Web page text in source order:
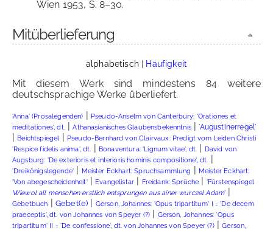
Wien 1953, S. 8–30.
Mitüberlieferung
alphabetisch| Häufigkeit
Mit diesem Werk sind mindestens 84 weitere
deutschsprachige Werke überliefert.
'Anna' (Prosalegenden) | Pseudo-Anselm von Canterbury: 'Orationes et
meditationes', dt.|Athanasianisches Glaubensbekenntnis|'Augustinerregel'
| Beichtspiegel | Pseudo-Bernhard von Clairvaux: Predigt vom Leiden Christi
'Respice fidelis anima', dt. | Bonaventura: 'Lignum vitae', dt. | David von
Augsburg: 'De exterioris et interioris hominis compositione', dt. |
'Dreikönigslegende' | Meister Eckhart: Spruchsammlung | Meister Eckhart:
'Von abegescheidenheit'| Evangelistar | Freidank: Sprüche | 'Fürstenspiegel
Wiewol all menschen erstlich entsprungen aus ainer wurczel Adam' |
Gebetbuch | Gebet(e) | Gerson, Johannes: 'Opus tripartitum' I = 'De decem
praeceptis', dt. von Johannes von Speyer (?) | Gerson, Johannes: 'Opus
tripartitum' II = 'De confessione', dt. von Johannes von Speyer (?)|Gerson,